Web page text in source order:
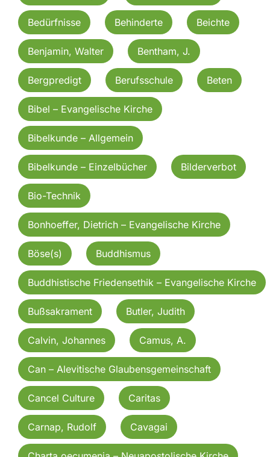
Bedürfnisse Behinderte Beichte
Benjamin, Walter Bentham, J.
Bergpredigt Berufsschule Beten
Bibel – Evangelische Kirche
Bibelkunde – Allgemein
Bibelkunde – Einzelbücher Bilderverbot
Bio-Technik
Bonhoeffer, Dietrich – Evangelische Kirche
Böse(s) Buddhismus
Buddhistische Friedensethik – Evangelische Kirche
Bußsakrament Butler, Judith
Calvin, Johannes Camus, A.
Can – Alevitische Glaubensgemeinschaft
Cancel Culture Caritas
Carnap, Rudolf Cavagai